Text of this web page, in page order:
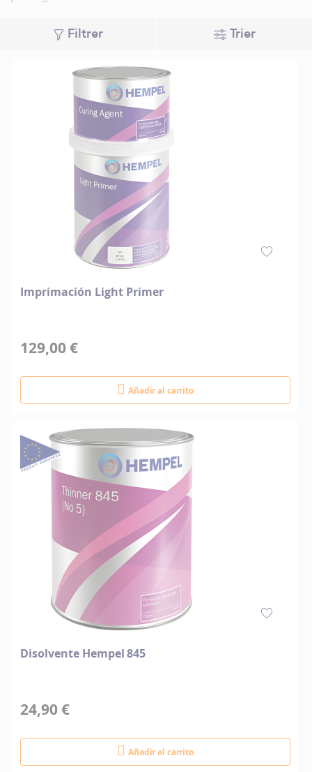
Filtrer Trier
Imprimación Light Primer
129,00 €
Añadir al carrito
Disolvente Hempel 845
24,90 €
Añadir al carrito